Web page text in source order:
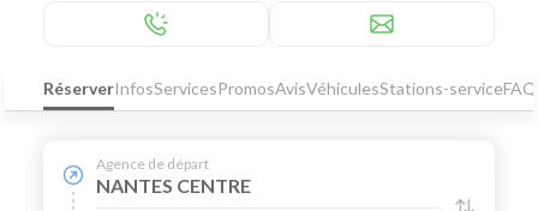
RéserverInfosServicesPromosAvisVéhiculesStations-serviceFAQ
Agence de départ
NANTES CENTRE